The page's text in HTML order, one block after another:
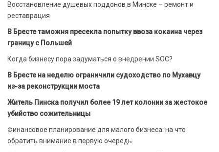
Восстановление душевых поддонов в Минске – ремонт и
реставрация
В Бресте таможня пресекла попытку ввоза кокаина через
границу с Польшей
Когда бизнесу пора задуматься о внедрении SOC?
В Бресте на неделю ограничили судоходство по Мухавцу
из-за реконструкции моста
Житель Пинска получил более 19 лет колонии за жестокое
убийство сожительницы
Финансовое планирование для малого бизнеса: на что
обратить внимание в первую очередь